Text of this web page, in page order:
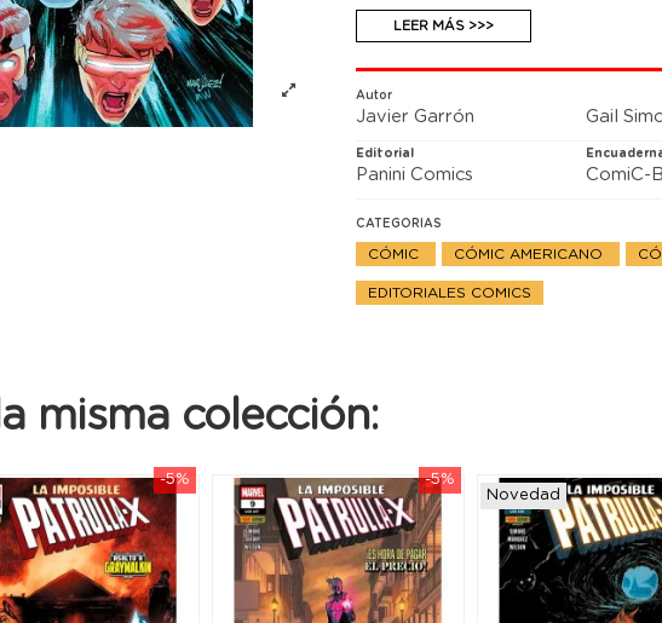
Profesor-X ha emprendido una
antiguos alumnos? ¿Protegerle,
LEER MÁS >>>
Autor
Javier Garrón Gail
Editorial
Panini Comics ComiC-
CATEGORIAS
CÓMIC CÓMIC AMERICANO
EDITORIALES COMICS
misma colección:
-5% -5%
Novedad